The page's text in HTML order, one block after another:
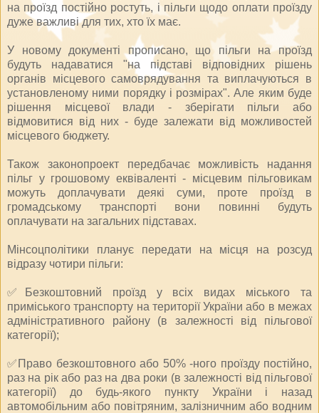
на проїзд постійно ростуть, і пільги щодо оплати проїзду
дуже важливі для тих, хто їх має.
У новому документі прописано, що пільги на проїзд
будуть надаватися "на підставі відповідних рішень
органів місцевого самоврядування та виплачуються в
установленому ними порядку і розмірах". Але яким буде
рішення місцевої влади - зберігати пільги або
відмовитися від них - буде залежати від можливостей
місцевого бюджету.
Також законопроект передбачає можливість надання
пільг у грошовому еквіваленті - місцевим пільговикам
можуть доплачувати деякі суми, проте проїзд в
громадському транспорті вони повинні будуть
оплачувати на загальних підставах.
Мінсоцполітики планує передати на місця на розсуд
відразу чотири пільги:
✅Безкоштовний проїзд у всіх видах міського та
приміського транспорту на території України або в межах
адміністративного району (в залежності від пільгової
категорії);
✅Право безкоштовного або 50% -ного проїзду постійно,
раз на рік або раз на два роки (в залежності від пільгової
категорії) до будь-якого пункту України і назад
автомобільним або повітряним, залізничним або водним